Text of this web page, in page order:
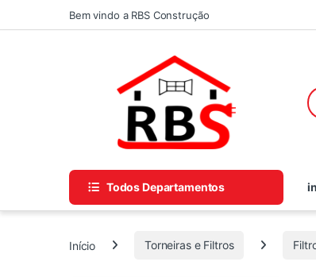
Skip to navigation
Skip to contentBem vindo a RBS Construção
Todos Departamentos
Início Torneiras e Filtros